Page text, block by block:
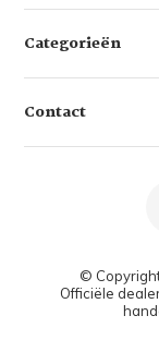
Categorieën
Contact
©
Officiële